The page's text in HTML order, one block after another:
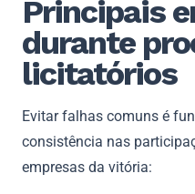
Principais
durante
licitatórios
Evitar falhas comuns é
consistência nas
empresas da vitória: